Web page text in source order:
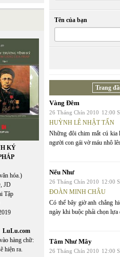
KÝ
hóa.)
JD
Tập
LuLu.com
hàng chữ:
hiện ra.
Tên của bạn
Trang
Vàng Đêm
26 Tháng Chín 2010 12:00
HUỲNH LÊ NHẬT TẤN
Những đôi chim mắt cú kia
người con gái vờ máu nhô
Nếu Như
26 Tháng Chín 2010 12:00
ĐOÀN MINH CHÂU
Có thể bây giờ anh chẳng
ngày khi buộc phải chọn lựa
Tâm Như Mây
26 Tháng Chín 2010 12:00